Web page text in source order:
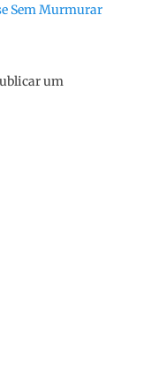
Sem Murmurar
um